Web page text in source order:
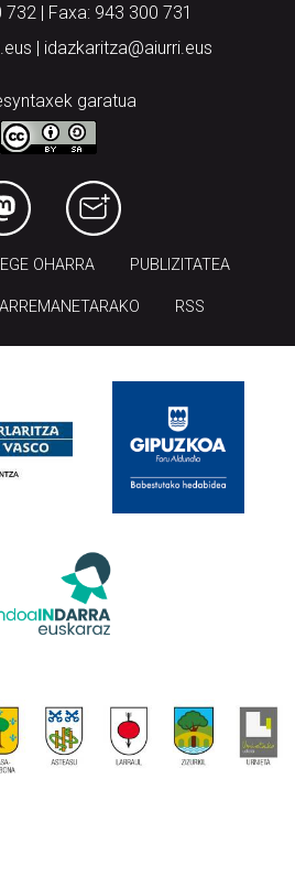
732 | Faxa: 943 300 731
| idazkaritza@aiurri.eus
garatua
OHARRA PUBLIZITATEA
RSS